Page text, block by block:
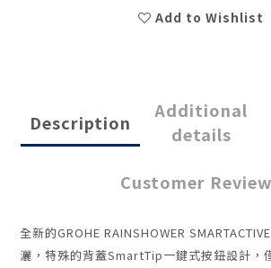
Add to Wishlist
Description
Additional
details
Customer
全新的GROHE RAINSHOWER
灑，特殊的背蓋SmartTip一鍵式按鈕設計，